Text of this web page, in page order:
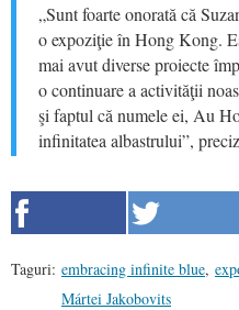
„Sunt foarte onorată că
o expoziţie în Hong Kong.
mai avut diverse proiecte
o continuare a activităţii
şi faptul că numele ei, Au
infinitatea albastrului”,
Taguri: embracing infinite blue,
Mártei Jakobovits